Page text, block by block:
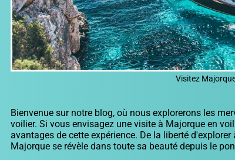
Visitez
Bienvenue sur notre blog, où nous explorerons les
voilier. Si vous envisagez une visite à Majorque en
avantages de cette expérience. De la liberté
Majorque se révèle dans toute sa beauté depuis le